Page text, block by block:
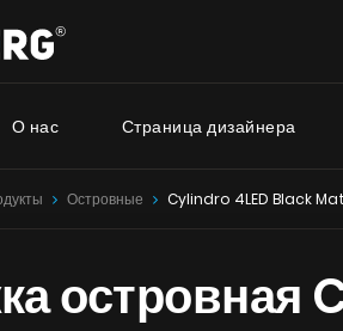
Nortberg
Вытяжки
О нас Страница дизайнера
Островные Cylindro 4LED Black
островная